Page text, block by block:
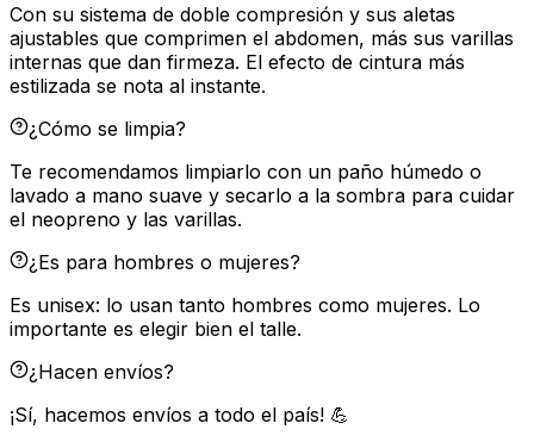
Con su sistema de doble compresión y sus aletas
ajustables que comprimen el abdomen, más sus varillas
internas que dan firmeza. El efecto de cintura más
estilizada se nota al instante.
¿Cómo se limpia?
Te recomendamos limpiarlo con un paño húmedo o
lavado a mano suave y secarlo a la sombra para cuidar
el neopreno y las varillas.
¿Es para hombres o mujeres?
Es unisex: lo usan tanto hombres como mujeres. Lo
importante es elegir bien el talle.
¿Hacen envíos?
¡Sí, hacemos envíos a todo el país! 💪